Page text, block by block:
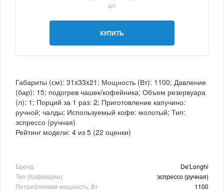
шт
КУПИТЬ
Габариты (см): 31x33x21; Мощность (Вт): 1100; Давление
(бар): 15; подогрев чашек/кофейника; Объем резервуара
(л): 1; Порций за 1 раз: 2; Приготовление капучино:
ручной; чалды; Используемый кофе: молотый; Тип:
эспрессо (ручная)
Рейтинг модели: 4 из 5 (22 оценки)
Бренд
De'Longhi
Тип (Кофеварки)
эспрессо (ручная)
Потребляемая мощность, Вт
1100